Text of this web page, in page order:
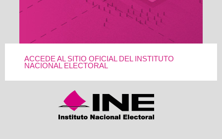
ACCEDE AL SITIO OFICIAL DEL INSTITUTO
NACIONAL ELECTORAL